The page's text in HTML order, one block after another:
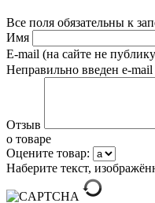
Все поля обязательны к
Имя
E-mail (на сайте не
Неправильно введен e-mail
Отзыв
о товаре
Оцените товар:
Наберите текст,